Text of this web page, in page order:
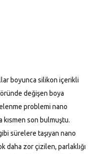
boyunca silikon içerikli
değişen boya
problemi nano
son bulmuştu.
sürelere taşıyan nano
daha zor çizilen, parlaklığı